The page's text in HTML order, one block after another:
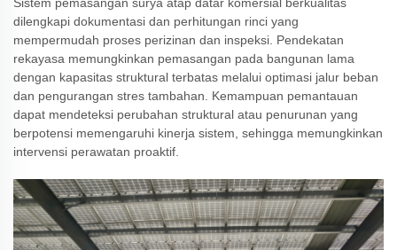
dilengkapi dokumentasi dan perhitungan rinci yang
mempermudah proses perizinan dan inspeksi. Pendekatan
rekayasa memungkinkan pemasangan pada bangunan lama
dengan kapasitas struktural terbatas melalui optimasi jalur beban
dan pengurangan stres tambahan. Kemampuan pemantauan
dapat mendeteksi perubahan struktural atau penurunan yang
berpotensi memengaruhi kinerja sistem, sehingga memungkinkan
intervensi perawatan proaktif.